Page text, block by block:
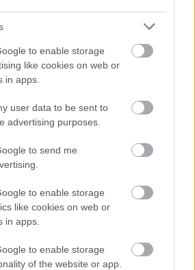
to enable storage
like cookies on web or
in apps.
user data to be sent to
advertising purposes.
to send me
to enable storage
like cookies on web or
in apps.
to enable storage
of the website or app.
épül Szombathely és
között
és elfogadom az
FELIRATKOZÁS